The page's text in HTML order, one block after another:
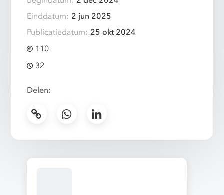
Einddatum: 2 jun 2025
Publicatiedatum: 25 okt 2024
110
32
Delen: